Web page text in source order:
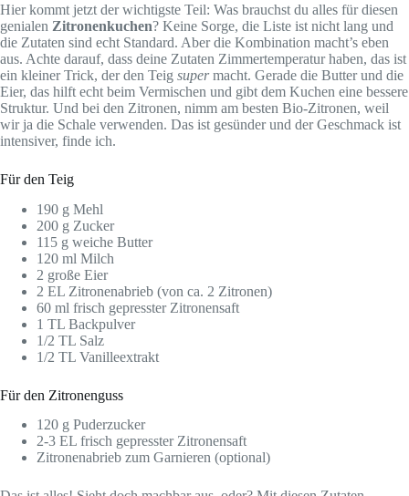
Hier kommt jetzt der wichtigste Teil: Was brauchst du alles für diesen
genialen Zitronenkuchen? Keine Sorge, die Liste ist nicht lang und
die Zutaten sind echt Standard. Aber die Kombination macht’s eben
aus. Achte darauf, dass deine Zutaten Zimmertemperatur haben, das ist
ein kleiner Trick, der den Teig supermacht. Gerade die Butter und die
Eier, das hilft echt beim Vermischen und gibt dem Kuchen eine bessere
Struktur. Und bei den Zitronen, nimm am besten Bio-Zitronen, weil
wir ja die Schale verwenden. Das ist gesünder und der Geschmack ist
intensiver, finde ich.
Für den Teig
190 g Mehl
200 g Zucker
115 g weiche Butter
120 ml Milch
2 große Eier
2 EL Zitronenabrieb (von ca. 2 Zitronen)
60 ml frisch gepresster Zitronensaft
1 TL Backpulver
1/2 TL Salz
1/2 TL Vanilleextrakt
Für den Zitronenguss
120 g Puderzucker
2-3 EL frisch gepresster Zitronensaft
Zitronenabrieb zum Garnieren (optional)